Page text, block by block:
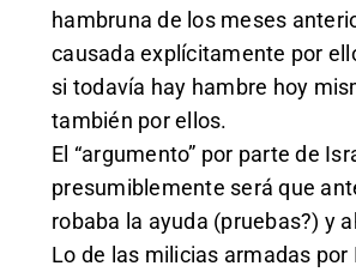
hambruna de los meses
causada explícitamente por
si todavía hay hambre hoy
también por ellos.
El “argumento” por parte de
presumiblemente será que
robaba la ayuda (pruebas?) y
Lo de las milicias armadas por